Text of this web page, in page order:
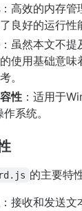
：高效的内存管
良好的运行性
：虽然本文不提
使用基础意味
。
性 ：适用于
系统。
的主要特
：接收和发送